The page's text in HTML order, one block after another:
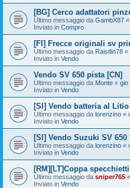
[BG] Cerco adattatori
Ultimo messaggio da GambX87 «
Inviato in Compro
[FI] Frecce originali sv
Ultimo messaggio da Raistlin78 «
Inviato in Vendo
Vendo SV 650 pista [CN]
Ultimo messaggio da Monte « gio
Inviato in Vendo
[SI] Vendo batteria al
Ultimo messaggio da lorenzino «
Inviato in Vendo
[SI] Vendo Suzuki SV 650
Ultimo messaggio da lorenzino «
Inviato in Vendo
[RM][LT]Coppa
Ultimo messaggio da sniper765 «
Inviato in Vendo